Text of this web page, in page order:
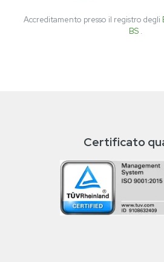
Accreditamento presso il registro degli
BS .
Certificato